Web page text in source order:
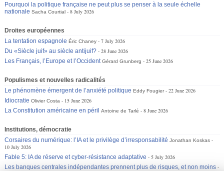
Pourquoi la politique française ne peut plus se penser à la seule échelle
nationale Sacha Courtial 8 July 2026
Droites européennes
La tentation espagnole Éric Chaney
7 July 2026
Du «Siècle juif» au siècle antijuif?
28 June 2026
Les Français, l’Europe et l’Occident Gérard Grunberg 25 June 2026
Populismes et nouvelles radicalités
Le phénomène émergent de l’anxiété politique Eddy Fougier
22 June 2026
Idiocratie Olivier Costa
15 June 2026
La Constitution américaine en péril Antoine de Tarlé 8 June 2026
Institutions, démocratie
Corsaires du numérique: l’IA et le privilège d’irresponsabilité Jonathan Koskas
10 July 2026
Fable 5: IA de réserve et cyber-résistance adaptative
5 July 2026
Les banques centrales indépendantes prennent plus de risques, et non moins